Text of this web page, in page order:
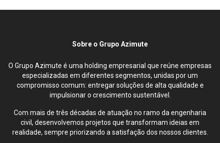
Sobre o Grupo Azimute
O Grupo Azimute é uma holding empresarial que reúne empresas
especializadas em diferentes segmentos, unidas por um
compromisso comum: entregar soluções de alta qualidade e
impulsionar o crescimento sustentável.
Com mais de três décadas de atuação no ramo da engenharia
civil, desenvolvemos projetos que transformam ideias em
realidade, sempre priorizando a satisfação dos nossos clientes.